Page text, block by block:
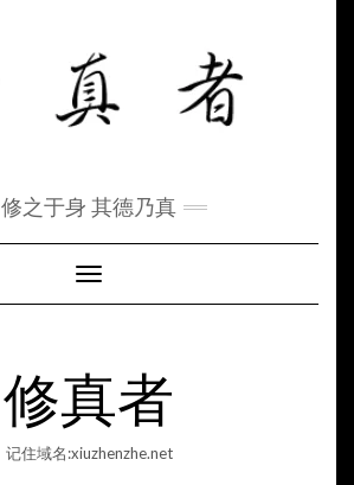
修之于身 其德乃真
Toggle Navigation
修真者
记住域名:xiuzhenzhe.net